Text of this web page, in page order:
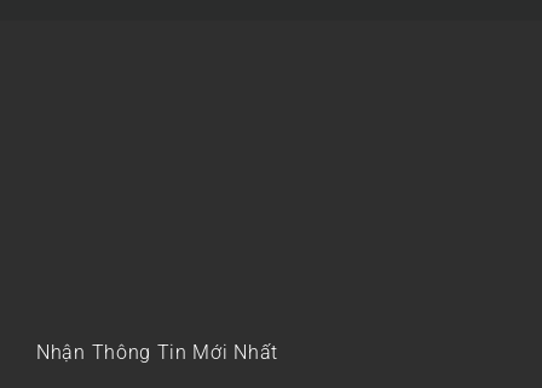
Nhận Thông Tin Mới Nhất